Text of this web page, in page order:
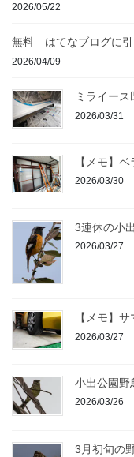
2026/05/22
無料 はてなブログに引
2026/04/09
ミライー
2026/03/31
【メモ】
2026/03/30
3連休の小
2026/03/27
【メモ】
2026/03/27
小出公園野
2026/03/26
3月初旬の